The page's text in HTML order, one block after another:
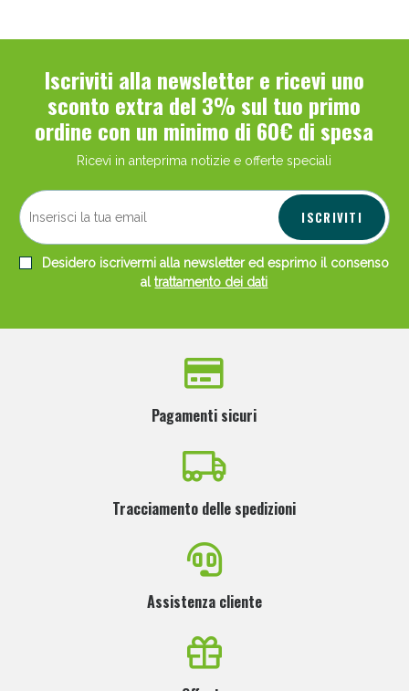
Iscriviti alla newsletter e ricevi uno
sconto extra del 3% sul tuo primo
ordine con un minimo di 60€ di spesa
Ricevi in anteprima notizie e offerte speciali
ISCRIVITI
Desidero iscrivermi alla newsletter ed esprimo il consenso
altrattamento dei dati
Pagamenti sicuri
Tracciamento delle spedizioni
Assistenza cliente